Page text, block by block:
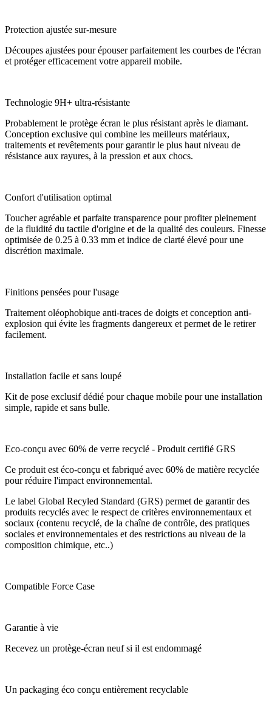
Protection ajustée sur-mesure
Découpes ajustées pour épouser parfaitement les courbes de l'écran
et protéger efficacement votre appareil mobile.
Technologie 9H+ ultra-résistante
Probablement le protège écran le plus résistant après le diamant.
Conception exclusive qui combine les meilleurs matériaux,
traitements et revêtements pour garantir le plus haut niveau de
résistance aux rayures, à la pression et aux chocs.
Confort d'utilisation optimal
Toucher agréable et parfaite transparence pour profiter pleinement
de la fluidité du tactile d'origine et de la qualité des couleurs. Finesse
optimisée de 0.25 à 0.33 mm et indice de clarté élevé pour une
discrétion maximale.
Finitions pensées pour l'usage
Traitement oléophobique anti-traces de doigts et conception anti-
explosion qui évite les fragments dangereux et permet de le retirer
facilement.
Installation facile et sans loupé
Kit de pose exclusif dédié pour chaque mobile pour une installation
simple, rapide et sans bulle.
Eco-conçu avec 60% de verre recyclé - Produit certifié GRS
Ce produit est éco-conçu et fabriqué avec 60% de matière recyclée
pour réduire l'impact environnemental.
Le label Global Recyled Standard (GRS) permet de garantir des
produits recyclés avec le respect de critères environnementaux et
sociaux (contenu recyclé, de la chaîne de contrôle, des pratiques
sociales et environnementales et des restrictions au niveau de la
composition chimique, etc..)
Compatible Force Case
Garantie à vie
Recevez un protège-écran neuf si il est endommagé
Un packaging éco conçu entièrement recyclable